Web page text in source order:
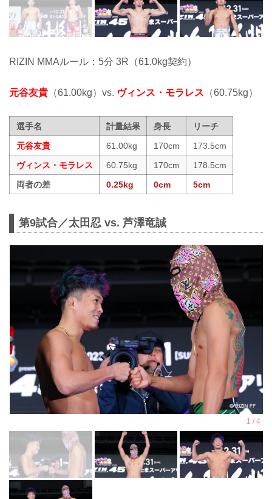
RIZIN MMAルール：5分 3R（61.0kg契約）
元谷友貴 （61.00kg）vs. ヴィンス・モラレス （60.75kg）
選手名 計量結果 身長
リーチ
元谷友貴
61.00kg 170cm
173.5cm
ヴィンス・モラレス
60.75kg 170cm
178.5cm
両者の差
0.25kg 0cm 5cm
第9試合／太田忍 vs. 芦澤竜誠